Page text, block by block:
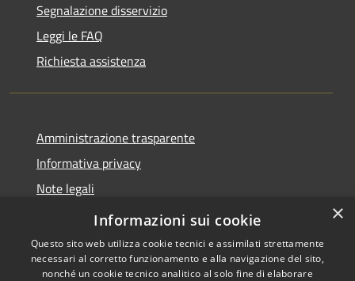
Segnalazione disservizio
Leggi le FAQ
Richiesta assistenza
Amministrazione trasparente
Informativa privacy
Note legali
Dichiarazione di accessibilità
×
Informazioni sui cookie
Questo sito web utilizza cookie tecnici e assimilati strettamente
necessari al corretto funzionamento e alla navigazione del sito,
nonché un cookie tecnico analitico al solo fine di elaborare